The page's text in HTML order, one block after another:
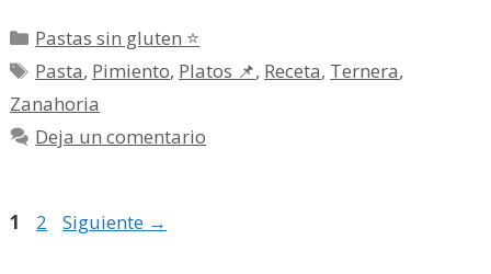
Categorías
Pastas sin gluten ⭐
Etiquetas
Pasta, Pimiento, Platos 📌, Receta, Ternera,
Zanahoria
Deja un comentario
Página
1 Página
2 Siguiente →